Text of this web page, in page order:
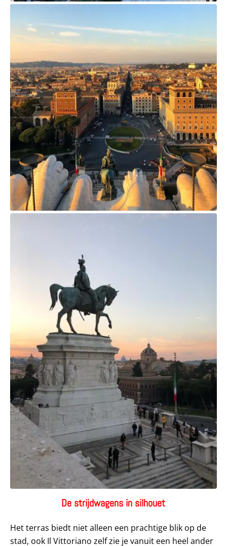
De strijdwagens in silhouet
Het terras biedt niet alleen een prachtige blik op de
stad, ook Il Vittoriano zelf zie je vanuit een heel ander